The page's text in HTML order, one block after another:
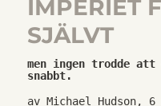
IMPERIET
SJÄLVT
men ingen trodde
snabbt.
av Michael Hudson, 6